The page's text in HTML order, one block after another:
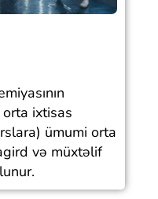
ixtisas
ümumi orta
və müxtəlif